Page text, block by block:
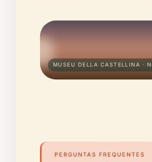
MUSEU DELLA CASTELLINA ·
PERGUNTAS FREQUENTES